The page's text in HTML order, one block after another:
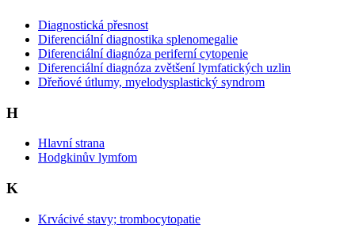
Diagnostická přesnost
Diferenciální diagnostika splenomegalie
Diferenciální diagnóza periferní cytopenie
Diferenciální diagnóza zvětšení lymfatických uzlin
Dřeňové útlumy, myelodysplastický syndrom
H
Hlavní strana
Hodgkinův lymfom
K
Krvácivé stavy; trombocytopatie